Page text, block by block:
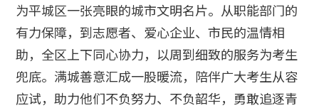
为平城区一张亮眼的城市文明名片。从职能部门的
有力保障，到志愿者、爱心企业、市民的温情相
助，全区上下同心协力，以周到细致的服务为考生
兜底。满城善意汇成一股暖流，陪伴广大考生从容
应试，助力他们不负努力、不负韶华，勇敢追逐青